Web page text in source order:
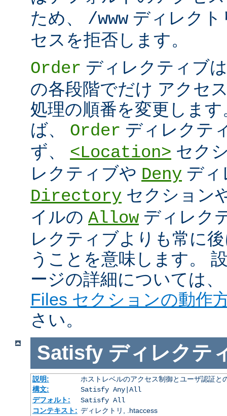
ため、 /www ディレク
セスを拒否します。
Order ディレクティブ
の各段階でだけ アクセ
処理の順番を変更しま
ば、 Order ディレクテ
ず、 <Location> セク
レクティブや Deny ディ
Directory セクション
イルの Allow ディレク
レクティブよりも常に
うことを意味します。
ージの詳細については
Files セクションの動作
さい。
Satisfy ディレクテ
説明:
ホストレベルのアクセス制御とユーザ認証と
構文:
Satisfy Any|All
デフォルト:
Satisfy All
コンテキスト: ディレクトリ, .htaccess